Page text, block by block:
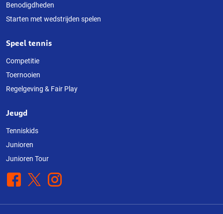
Benodigdheden
Starten met wedstrijden spelen
Speel tennis
Competitie
Toernooien
Regelgeving & Fair Play
Jeugd
Tenniskids
Junioren
Junioren Tour
Facebook
X Instagram